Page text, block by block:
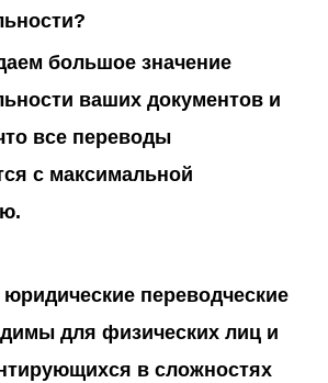
большое значение
ваших документов и
все переводы
с максимальной
переводческие
для физических лиц и
в сложностях